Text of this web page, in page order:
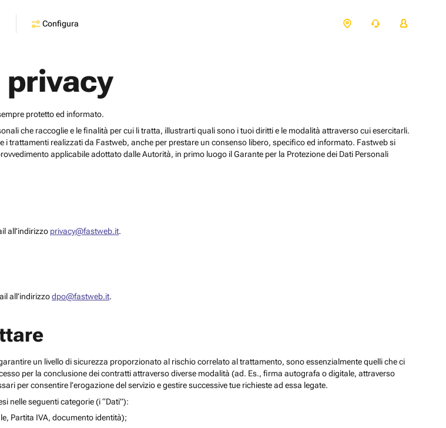
Configura
protetto ed informato.
che raccoglie e le finalità per cui li tratta, illustrarti quali sono i tuoi diritti e le modalità attraverso cui esercitarli.
realizzati da Fastweb, anche per prestare un consenso libero, specifico ed informato. Fastweb si
applicabile adottato dalle Autorità, in primo luogo il Garante per la Protezione dei Dati Personali
all’indirizzo privacy@fastweb.it.
all’indirizzodpo@fastweb.it.
un livello di sicurezza proporzionato al rischio correlato al trattamento, sono essenzialmente quelli che ci
per la conclusione dei contratti attraverso diverse modalità (ad. Es., firma autografa o digitale, attraverso
per consentire l’erogazione del servizio e gestire successive tue richieste ad essa legate.
nelle seguenti categorie (i “Dati”):
Partita IVA, documento identità);